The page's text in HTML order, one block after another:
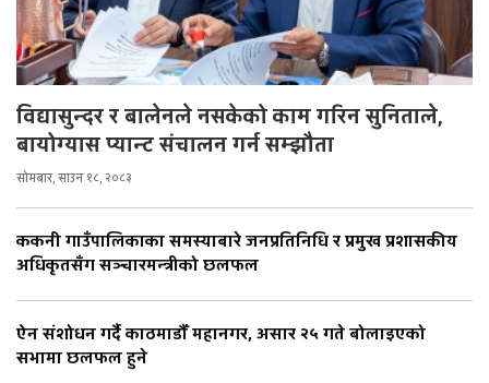
विद्यासुन्दर र बालेनले नसकेको काम गरिन सुनिताले,
बायोग्यास प्यान्ट संचालन गर्न सम्झौता
सोमबार, साउन १८, २०८३
ककनी गाउँपालिकाका समस्याबारे जनप्रतिनिधि र प्रमुख प्रशासकीय
अधिकृतसँग सञ्चारमन्त्रीको छलफल
ऐन संशोधन गर्दै काठमाडौँ महानगर, असार २५ गते बोलाइएको
सभामा छलफल हुने